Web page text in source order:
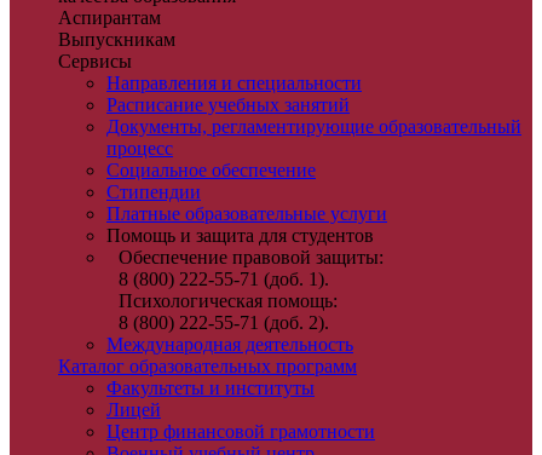
Аспирантам
Выпускникам
Сервисы
Направления и специальности
Расписание учебных занятий
Документы, регламентирующие образовательный
процесс
Социальное обеспечение
Стипендии
Платные образовательные услуги
Помощь и защита для студентов
Обеспечение правовой защиты:
8 (800) 222-55-71 (доб. 1).
Психологическая помощь:
8 (800) 222-55-71 (доб. 2).
Международная деятельность
Каталог образовательных программ
Факультеты и институты
Лицей
Центр финансовой грамотности